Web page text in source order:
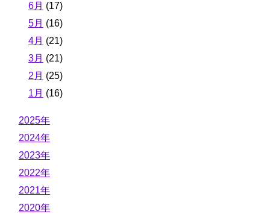
6月 (17)
5月 (16)
4月 (21)
3月 (21)
2月 (25)
1月 (16)
2025年
2024年
2023年
2022年
2021年
2020年